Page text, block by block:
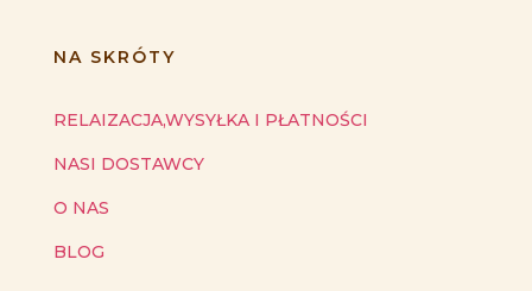
NA SKRÓTY
RELAIZACJA,WYSYŁKA I PŁATNOŚCI
NASI DOSTAWCY
O NAS
BLOG